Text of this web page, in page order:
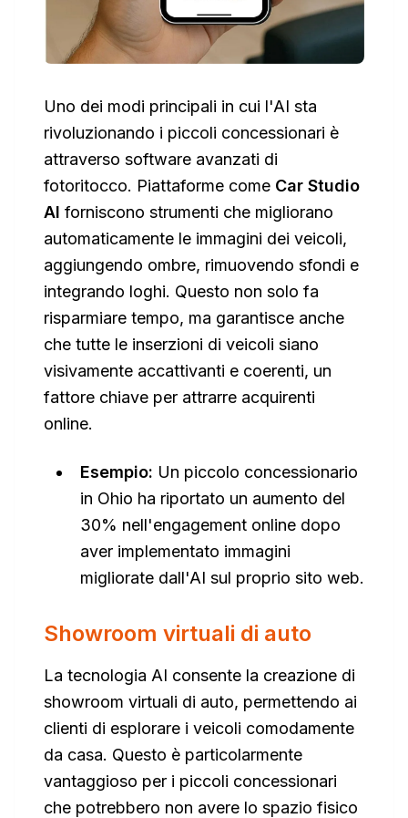
Uno dei modi principali in cui l'AI sta
rivoluzionando i piccoli concessionari è
attraverso software avanzati di
fotoritocco. Piattaforme come Car Studio
AI forniscono strumenti che migliorano
automaticamente le immagini dei veicoli,
aggiungendo ombre, rimuovendo sfondi e
integrando loghi. Questo non solo fa
risparmiare tempo, ma garantisce anche
che tutte le inserzioni di veicoli siano
visivamente accattivanti e coerenti, un
fattore chiave per attrarre acquirenti
online.
Esempio: Un piccolo concessionario
in Ohio ha riportato un aumento del
30% nell'engagement online dopo
aver implementato immagini
migliorate dall'AI sul proprio sito web.
Showroom virtuali di auto
La tecnologia AI consente la creazione di
showroom virtuali di auto, permettendo ai
clienti di esplorare i veicoli comodamente
da casa. Questo è particolarmente
vantaggioso per i piccoli concessionari
che potrebbero non avere lo spazio fisico